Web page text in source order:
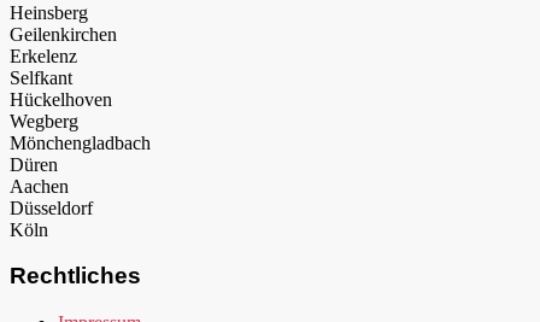
Heinsberg
Geilenkirchen
Erkelenz
Selfkant
Hückelhoven
Wegberg
Mönchengladbach
Düren
Aachen
Düsseldorf
Köln
Rechtliches